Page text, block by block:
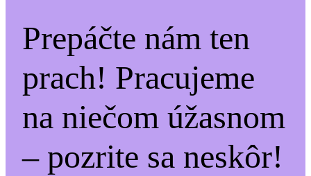
Prepáčte nám ten
prach! Pracujeme
na niečom úžasnom
– pozrite sa neskôr!